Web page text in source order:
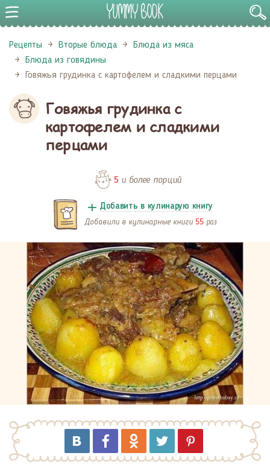
Рецепты Вторые блюда
Блюда из мяса
Блюда из говядины
Говяжья грудинка с картофелем и сладкими перцами
Говяжья грудинка с
картофелем и сладкими
перцами
5 и более порций
Добавить в кулинарую книгу
Добавили в кулинарные книги 55 раз